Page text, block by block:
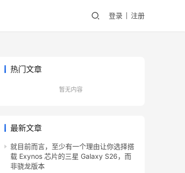
登录 注册
热门文章
暂无内容
最新文章
就目前而言，至少有一个理由让你选择搭
载 Exynos 芯片的三星 Galaxy S26，而
非骁龙版本